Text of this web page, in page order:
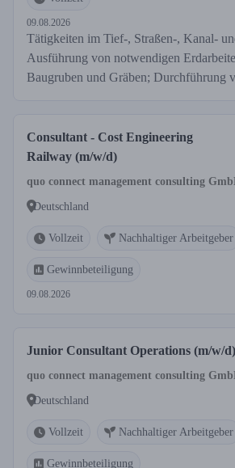
09.08.2026
Tätigkeiten im Tief-, Straßen-, Kanal-
Ausführung von notwendigen
Baugruben und Gräben; Durchführung
Consultant - Cost Engineering
Railway (m/w/d)
quo connect management consulting
Deutschland
Vollzeit Nachhaltiger Arbeitgeber
Gewinnbeteiligung
09.08.2026
Junior Consultant Operations (m/w/d)
quo connect management consulting
Deutschland
Vollzeit Nachhaltiger Arbeitgeber
Gewinnbeteiligung